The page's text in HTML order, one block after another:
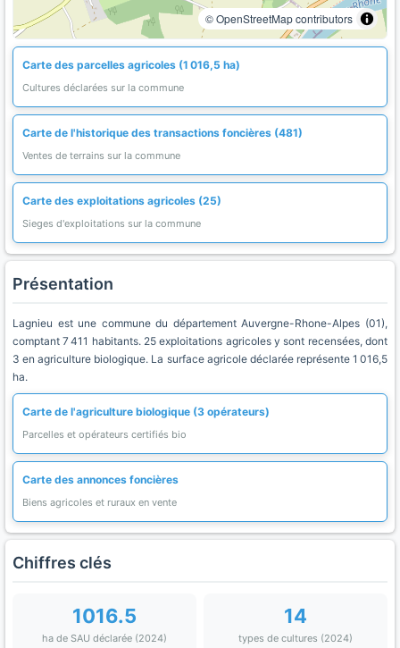
© OpenStreetMap contributors
Carte des parcelles agricoles (1 016,5 ha)
Cultures déclarées sur la commune
Carte de l'historique des transactions foncières (481)
Ventes de terrains sur la commune
Carte des exploitations agricoles (25)
Sieges d'exploitations sur la commune
Présentation
Lagnieu est une commune du département Auvergne-Rhone-Alpes (01),
comptant 7 411 habitants. 25 exploitations agricoles y sont recensées, dont
3 en agriculture biologique. La surface agricole déclarée représente 1 016,5
ha.
Carte de l'agriculture biologique (3 opérateurs)
Parcelles et opérateurs certifiés bio
Carte des annonces foncières
Biens agricoles et ruraux en vente
Chiffres clés
1016.5
ha de SAU déclarée (2024)
14
types de cultures (2024)